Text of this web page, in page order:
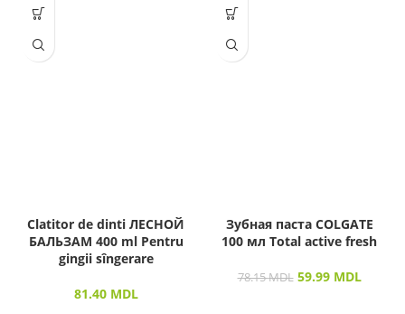
Clatitor de dinti ЛЕСНОЙ
БАЛЬЗАМ 400 ml Pentru
gingii sîngerare
81.40 MDL
Зубная паста COLGATE
100 мл Total active fresh
78.15MDL 59.99 MDL